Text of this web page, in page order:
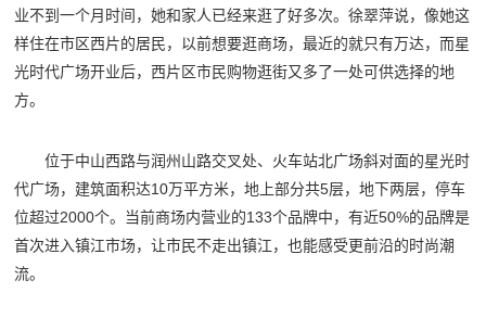
业不到一个月时间，她和家人已经来逛了好多次。徐翠萍说，像她这
样住在市区西片的居民，以前想要逛商场，最近的就只有万达，而星
光时代广场开业后，西片区市民购物逛街又多了一处可供选择的地
方。
位于中山西路与润州山路交叉处、火车站北广场斜对面的星光时
代广场，建筑面积达10万平方米，地上部分共5层，地下两层，停车
位超过2000个。当前商场内营业的133个品牌中，有近50%的品牌是
首次进入镇江市场，让市民不走出镇江，也能感受更前沿的时尚潮
流。